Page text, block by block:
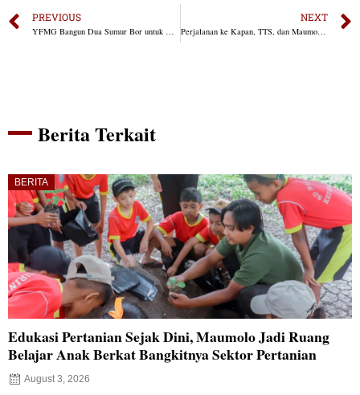
PREVIOUS
YFMG Bangun Dua Sumur Bor untuk Warga Kampung Maumolo
NEXT
Perjalanan ke Kapan, TTS, dan Maumolo untuk Program Pemberdayaan Masyarakat
Berita Terkait
BERITA
Edukasi Pertanian Sejak Dini, Maumolo Jadi Ruang
Belajar Anak Berkat Bangkitnya Sektor Pertanian
August 3, 2026